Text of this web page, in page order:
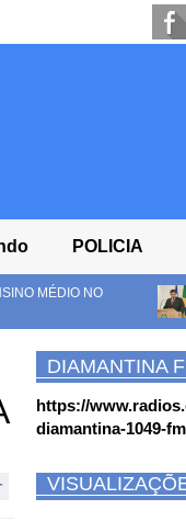
POLICIA
BA APROVA SEM
DIAMANTINA
https://
diamantina-1049-